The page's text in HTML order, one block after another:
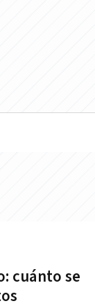
cuánto se